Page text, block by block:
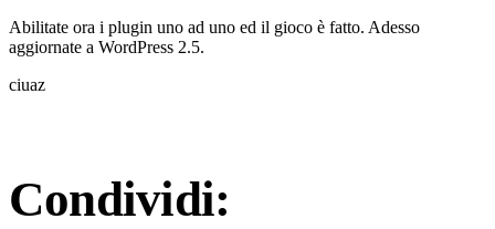
Abilitate ora i plugin uno ad uno ed il gioco è fatto. Adesso
aggiornate a WordPress 2.5.
ciuaz
Condividi: